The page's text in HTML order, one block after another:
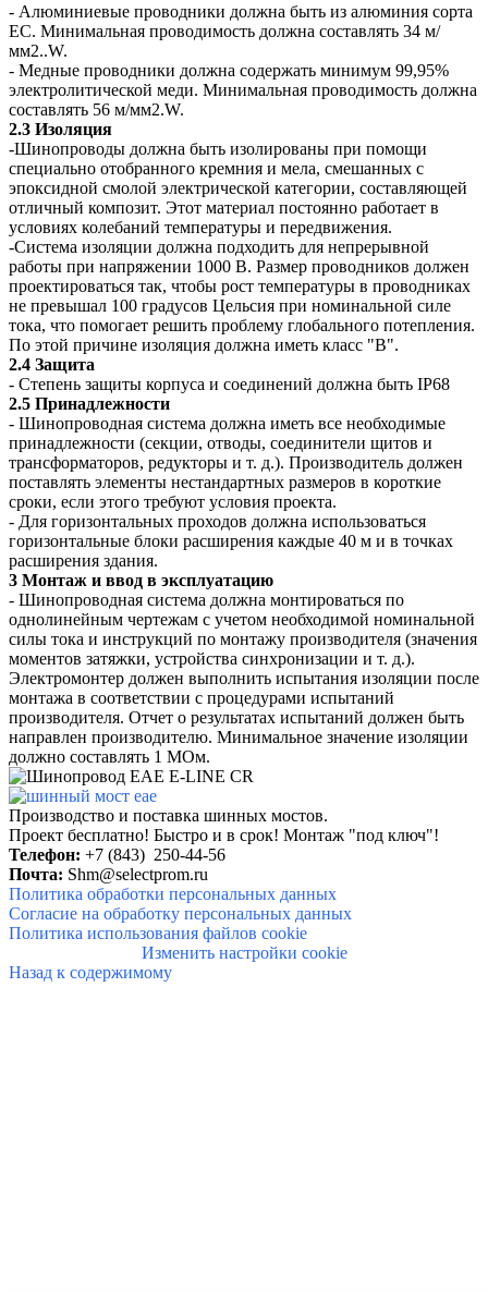
- Алюминиевые проводники должна быть из алюминия сорта
EC. Минимальная проводимость должна составлять 34 м/
мм2..W.
- Медные проводники должна содержать минимум 99,95%
электролитической меди. Минимальная проводимость должна
составлять 56 м/мм2.W.
2.3 Изоляция
-Шинопроводы должна быть изолированы при помощи
специально отобранного кремния и мела, смешанных с
эпоксидной смолой электрической категории, составляющей
отличный композит. Этот материал постоянно работает в
условиях колебаний температуры и передвижения.
-Система изоляции должна подходить для непрерывной
работы при напряжении 1000 В. Размер проводников должен
проектироваться так, чтобы рост температуры в проводниках
не превышал 100 градусов Цельсия при номинальной силе
тока, что помогает решить проблему глобального потепления.
По этой причине изоляция должна иметь класс "B".
2.4 Защита
- Степень защиты корпуса и соединений должна быть IP68
2.5 Принадлежности
- Шинопроводная система должна иметь все необходимые
принадлежности (секции, отводы, соединители щитов и
трансформаторов, редукторы и т. д.). Производитель должен
поставлять элементы нестандартных размеров в короткие
сроки, если этого требуют условия проекта.
- Для горизонтальных проходов должна использоваться
горизонтальные блоки расширения каждые 40 м и в точках
расширения здания.
3 Монтаж и ввод в эксплуатацию
- Шинопроводная система должна монтироваться по
однолинейным чертежам с учетом необходимой номинальной
силы тока и инструкций по монтажу производителя (значения
моментов затяжки, устройства синхронизации и т. д.).
Электромонтер должен выполнить испытания изоляции после
монтажа в соответствии с процедурами испытаний
производителя. Отчет о результатах испытаний должен быть
направлен производителю. Минимальное значение изоляции
должно составлять 1 МОм.
Производство и поставка шинных мостов.
Проект бесплатно! Быстро и в срок! Монтаж "под ключ"!
Телефон: +7 (843) 250-44-56
Почта: Shm@selectprom.ru
Политика обработки персональных данных
Согласие на обработку персональных данных
Политика использования файлов cookie
Изменить настройки cookie
Назад к содержимому